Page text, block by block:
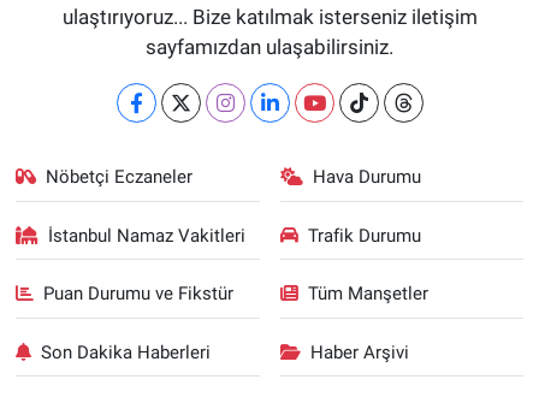
ulaştırıyoruz... Bize katılmak isterseniz iletişim
sayfamızdan ulaşabilirsiniz.
Nöbetçi Eczaneler Hava Durumu
İstanbul Namaz Vakitleri Trafik Durumu
Puan Durumu ve Fikstür Tüm Manşetler
Son Dakika Haberleri Haber Arşivi